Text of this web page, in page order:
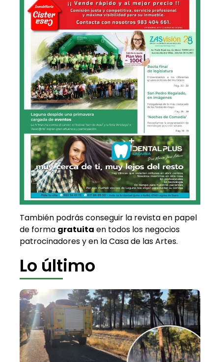
También podrás conseguir la revista en papel
de forma gratuita en todos los negocios
patrocinadores y en la Casa de las Artes.
Lo último